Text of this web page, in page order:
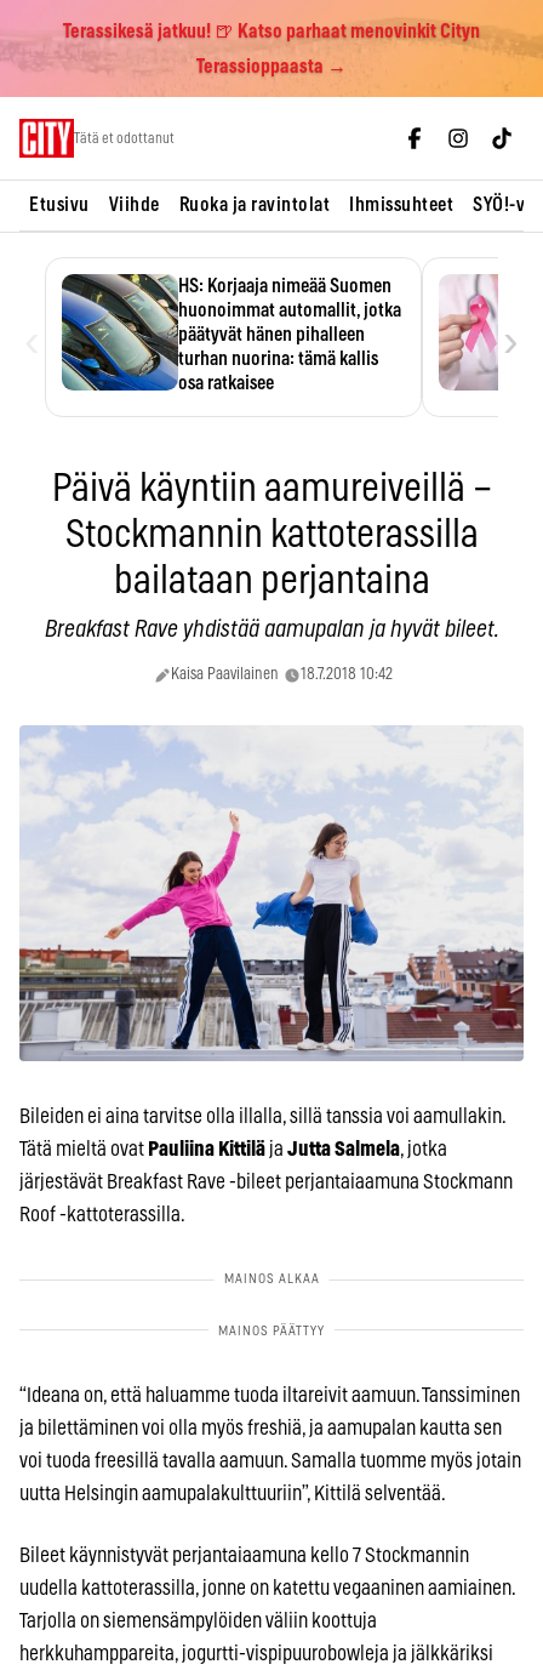
Terassikesä jatkuu! 🍺 Katso parhaat menovinkit Cityn
Terassioppaasta →
Tätä et odottanut
Etusivu Viihde Ruoka ja ravintolat Ihmissuhteet SYÖ!-
HS: Korjaaja nimeää Suomen
huonoimmat automallit, jotka
päätyvät hänen pihalleen
turhan nuorina: tämä kallis
osa ratkaisee
›
Päivä käyntiin aamureiveillä –
Stockmannin kattoterassilla
bailataan perjantaina
Breakfast Rave yhdistää aamupalan ja hyvät bileet.
Kaisa Paavilainen 18.7.2018 10:42
Bileiden ei aina tarvitse olla illalla, sillä tanssia voi aamullakin.
Tätä mieltä ovat Pauliina Kittilä ja Jutta Salmela, jotka
järjestävät Breakfast Rave -bileet perjantaiaamuna Stockmann
Roof -kattoterassilla.
“Ideana on, että haluamme tuoda iltareivit aamuun. Tanssiminen
ja bilettäminen voi olla myös freshiä, ja aamupalan kautta sen
voi tuoda freesillä tavalla aamuun. Samalla tuomme myös jotain
uutta Helsingin aamupalakulttuuriin”, Kittilä selventää.
Bileet käynnistyvät perjantaiaamuna kello 7 Stockmannin
uudella kattoterassilla, jonne on katettu vegaaninen aamiainen.
Tarjolla on siemensämpylöiden väliin koottuja
herkkuhamppareita, jogurtti-vispipuurobowleja ja jälkkäriksi